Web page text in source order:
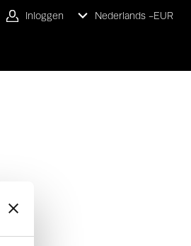
Inloggen Nederlands -EUR